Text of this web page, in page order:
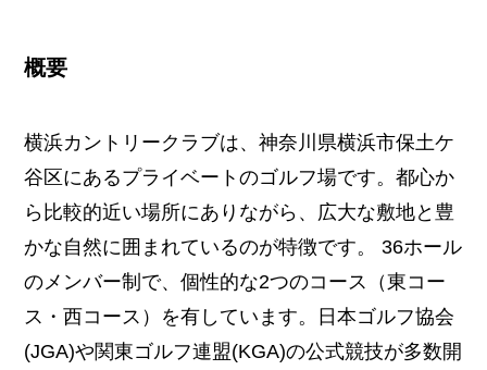
概要
横浜カントリークラブは、神奈川県横浜市保土ケ
谷区にあるプライベートのゴルフ場です。都心か
ら比較的近い場所にありながら、広大な敷地と豊
かな自然に囲まれているのが特徴です。 36ホール
のメンバー制で、個性的な2つのコース（東コー
ス・西コース）を有しています。日本ゴルフ協会
(JGA)や関東ゴルフ連盟(KGA)の公式競技が多数開